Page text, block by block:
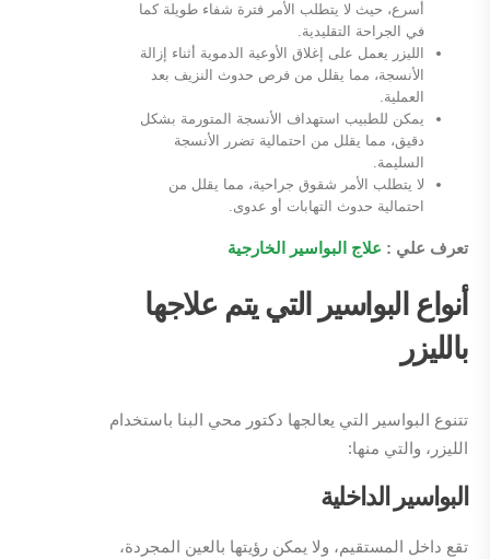
أسرع، حيث لا يتطلب الأمر فترة شفاء طويلة كما
في الجراحة التقليدية.
الليزر يعمل على إغلاق الأوعية الدموية أثناء إزالة
الأنسجة، مما يقلل من فرص حدوث النزيف بعد
العملية.
يمكن للطبيب استهداف الأنسجة المتورمة بشكل
دقيق، مما يقلل من احتمالية تضرر الأنسجة
السليمة.
لا يتطلب الأمر شقوق جراحية، مما يقلل من
احتمالية حدوث التهابات أو عدوى.
تعرف علي : علاج البواسير الخارجية
أنواع البواسير التي يتم علاجها
بالليزر
تتنوع البواسير التي يعالجها دكتور محي البنا باستخدام
الليزر، والتي منها:
البواسير الداخلية
تقع داخل المستقيم، ولا يمكن رؤيتها بالعين المجردة،